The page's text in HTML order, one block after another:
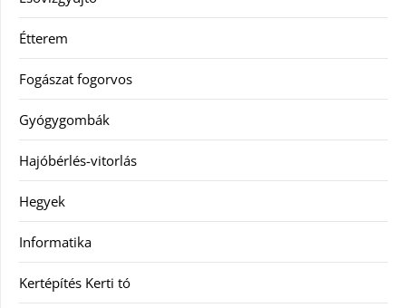
Étterem
Fogászat fogorvos
Gyógygombák
Hajóbérlés-vitorlás
Hegyek
Informatika
Kertépítés Kerti tó